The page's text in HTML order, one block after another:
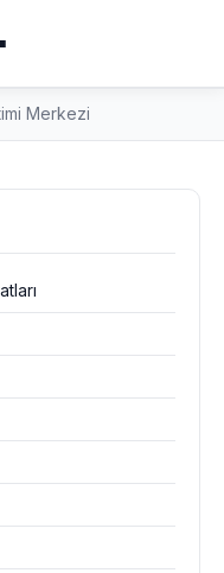
Merkezi